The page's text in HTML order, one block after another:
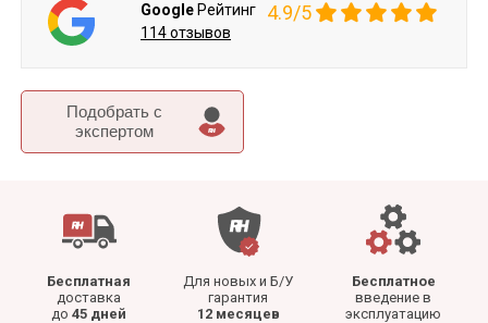
Подобрать c
экспертом
Бесплатная
доставка
до 45 дней
Для новых и Б/У
гарантия
12 месяцев
Бесплатное
введение в
эксплуатацию
Google Рейтинг 4.9/5
114 отзывов